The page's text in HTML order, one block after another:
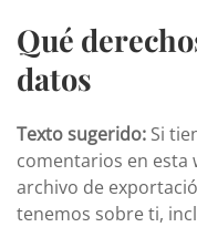
Qué
datos
Texto sugerido: Si
comentarios en esta
archivo de
tenemos sobre ti,